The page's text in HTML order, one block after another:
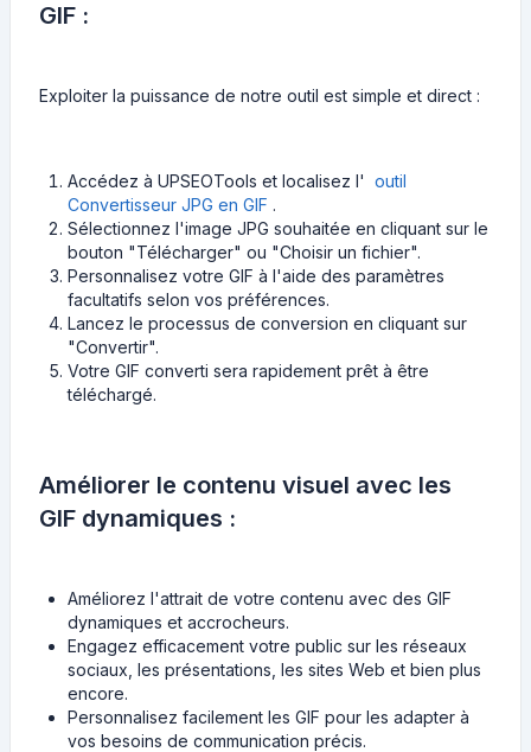
GIF :
Exploiter la puissance de notre outil est simple et direct :
Accédez à UPSEOTools et localisez l' outil
Convertisseur JPG en GIF .
Sélectionnez l'image JPG souhaitée en cliquant sur le
bouton "Télécharger" ou "Choisir un fichier".
Personnalisez votre GIF à l'aide des paramètres
facultatifs selon vos préférences.
Lancez le processus de conversion en cliquant sur
"Convertir".
Votre GIF converti sera rapidement prêt à être
téléchargé.
Améliorer le contenu visuel avec les
GIF dynamiques :
Améliorez l'attrait de votre contenu avec des GIF
dynamiques et accrocheurs.
Engagez efficacement votre public sur les réseaux
sociaux, les présentations, les sites Web et bien plus
encore.
Personnalisez facilement les GIF pour les adapter à
vos besoins de communication précis.